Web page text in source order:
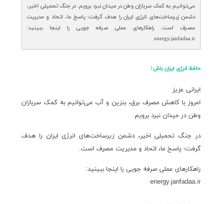
می‌توانیم به کمک سربازان وطن در میدان نبرد برویم. در جنگ تحمیلی اخیر،
دشمن زیرساخت‌های انرژی ایران را هدف گرفت؛ پاسخ ما، اتحاد و مدیریت
مصرف است. راهکارهای عملی صرفه جویی را اینجا ببینید:
energy.janfadaa.ir
حافظ انرژی ایران باش!
ایرانی عزیز
امروز با کاهش مصرف برق، بنزین و آب می‌توانیم به کمک سربازان
وطن در میدان نبرد برویم.
در جنگ تحمیلی اخیر، دشمن زیرساخت‌های انرژی ایران را هدف
گرفت؛ پاسخ ما، اتحاد و مدیریت مصرف است.
راهکارهای عملی صرفه جویی را اینجا ببینید:
energy.janfadaa.ir